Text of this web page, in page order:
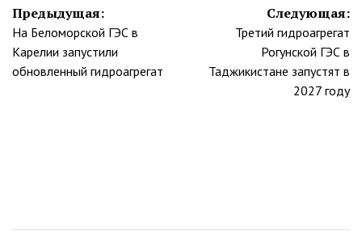
Навигация
по
записям
Предыдущая:
На Беломорской ГЭС в
Карелии запустили
обновленный гидроагрегат
Следующая:
Третий гидроагрегат
Рогунской ГЭС в
Таджикистане запустят в
2027 году